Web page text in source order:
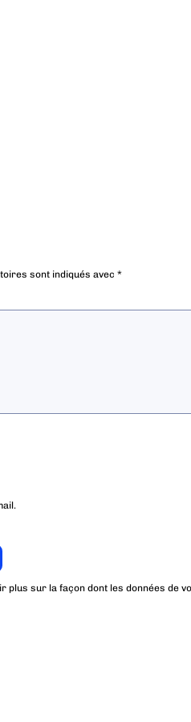
sont indiqués avec *
plus sur la façon dont les données de